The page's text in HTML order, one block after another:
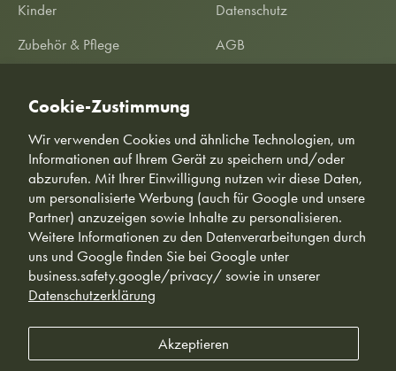
Cookie-Zustimmung
Wir verwenden Cookies und ähnliche Technologien, um
Informationen auf Ihrem Gerät zu speichern und/oder
abzurufen. Mit Ihrer Einwilligung nutzen wir diese Daten,
um personalisierte Werbung (auch für Google und unsere
Partner) anzuzeigen sowie Inhalte zu personalisieren.
Weitere Informationen zu den Datenverarbeitungen durch
uns und Google finden Sie bei Google unter
business.safety.google/privacy/ sowie in unserer
Datenschutzerklärung
Akzeptieren
Kinder
Zubehör & Pflege
Informationen
Datenschutz
AGB
© Freiluftkind - Direkt aus Braunschweig 🇩🇪
*Tiefstpreis-Garantie: Wir garantieren unseren Kunden die Erstattung
der Preisdifferenz zwischen dem bei uns gekauften Produkt und einem
identischen, preisgünstigeren Produkt, das bei einem deutschen